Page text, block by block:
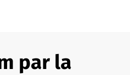
par la